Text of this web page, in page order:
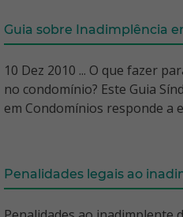
Guia sobre Inadimplência
10 Dez 2010 ... O que fazer
no condomínio? Este Guia
em Condomínios responde a
Penalidades legais ao